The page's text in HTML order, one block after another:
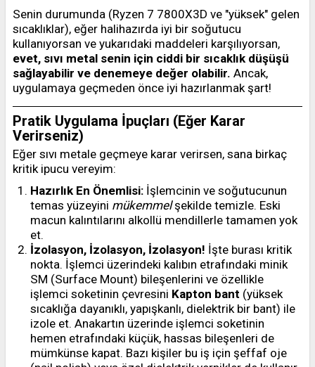
Senin durumunda (Ryzen 7 7800X3D ve "yüksek" gelen
sıcaklıklar), eğer halihazırda iyi bir soğutucu
kullanıyorsan ve yukarıdaki maddeleri karşılıyorsan,
evet, sıvı metal senin için ciddi bir sıcaklık düşüşü
sağlayabilir ve denemeye değer olabilir. Ancak,
uygulamaya geçmeden önce iyi hazırlanmak şart!
Pratik Uygulama İpuçları (Eğer Karar
Verirseniz)
Eğer sıvı metale geçmeye karar verirsen, sana birkaç
kritik ipucu vereyim:
Hazırlık En Önemlisi: İşlemcinin ve soğutucunun
temas yüzeyini mükemmelşekilde temizle. Eski
macun kalıntılarını alkollü mendillerle tamamen yok
et.
İzolasyon, İzolasyon, İzolasyon! İşte burası kritik
nokta. İşlemci üzerindeki kalıbın etrafındaki minik
SM (Surface Mount) bileşenlerini ve özellikle
işlemci soketinin çevresini Kapton bant (yüksek
sıcaklığa dayanıklı, yapışkanlı, dielektrik bir bant) ile
izole et. Anakartın üzerinde işlemci soketinin
hemen etrafındaki küçük, hassas bileşenleri de
mümkünse kapat. Bazı kişiler bu iş için şeffaf oje